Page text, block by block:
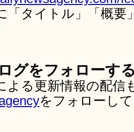
「タイトル」「概要
グをフォローす
よる更新情報の配
をフォローし